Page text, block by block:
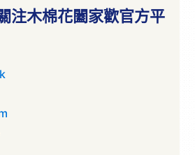
注木棉花闔家歡官方平